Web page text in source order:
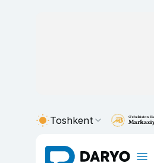
Toshkent